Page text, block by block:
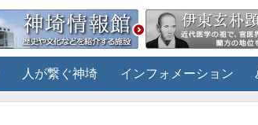
人が繋ぐ神埼 インフォメーション